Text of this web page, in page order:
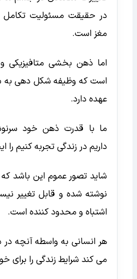
در حقیقت مسئولیت
مغز است.
اما ذهن بخشی متافیزیکی و
است که وظیفه شکل دهی به
عهده دارد.
ما با قدرت ذهن خود
داریم در زندگی تجربه کنیم را
شاید تصور عموم این باشد
نوشته شده و قابل تغییر
اشتباه و محدود کننده است.
هر انسانی به واسطه آنچه
می کند شرایط زندگی را برای